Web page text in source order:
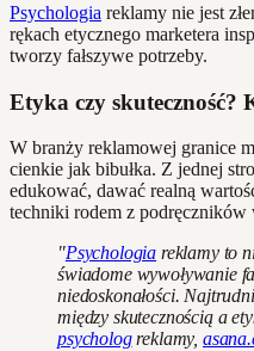
Psychologia reklamy nie jest
rękach etycznego marketera
tworzy fałszywe potrzeby.
Etyka czy skuteczność?
W branży reklamowej granice
cienkie jak bibułka. Z jednej
edukować, dawać realną
techniki rodem z podręczników
"Psychologia reklamy to
świadome wywoływanie
niedoskonałości.
między skutecznością a
psychologreklamy,